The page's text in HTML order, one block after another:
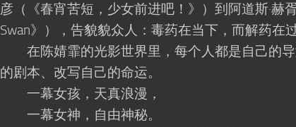
彦（《春宵苦短，少女前进吧！》）到阿道斯·赫
Swan》），告貌貌众人：毒药在当下，而解药在过
在陈婧霏的光影世界里，每个人都是自己的导
的剧本、改写自己的命运。
一幕女孩，天真浪漫，
一幕女神，自由神秘。